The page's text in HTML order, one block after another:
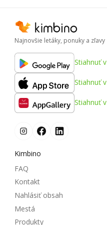
Najnovšie letáky, ponuky a zľavy
Stiahnuť v
Stiahnuť v
Stiahnuť v
Kimbino
FAQ
Kontakt
Nahlásiť obsah
Mestá
Produkty